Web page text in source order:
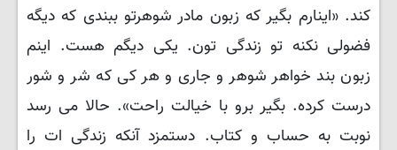
کند. «اینارم بگیر که زبون مادر شوهرتو ببندی که دیگه
فضولی نکنه تو زندگی تون. یکی دیگم هست. اینم
زبون بند خواهر شوهر و جاری و هر کی که شر و شور
درست کرده. بگیر برو با خیالت راحت». حالا می رسد
نوبت به حساب و کتاب. دستمزد آنکه زندگی ات را